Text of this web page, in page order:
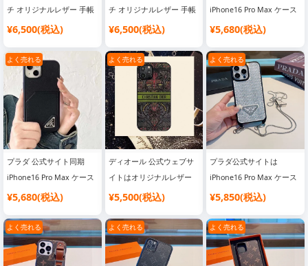
チ オリジナルレザー 手帳
型ケース ルイヴィトン
カードケース 公式サイト
シンクロクラシック モノ
グラム 携帯ケース
¥6,500(税込)
チ オリジナルレザー 手帳
型ケース ルイヴィトン
カードケース 公式サイト
シンクロクラシック モノ
グラム 携帯ケース
¥6,500(税込)
iPhone16 Pro Max ケース
クロス柄 カードポケット
¥5,680(税込)
よく売れる
プラダ 公式サイト同期
iPhone16 Pro Max ケース
クロス柄 カードポケット
¥5,680(税込)
よく売れる
ディオール 公式ウェブサ
イトはオリジナルレザー
iPhone16 Pro Max ケー
話ケースと同期しています
¥5,500(税込)
よく売れる
プラダ公式サイトは
iPhone16 Pro Max ケース
と三角ロゴチェーンを同期
カバーチェーンクロスボデ
ィ携帯電話ケースダイヤモ
ンドで手作り
¥5,850(税込)
よく売れる よく売れる よく売れる